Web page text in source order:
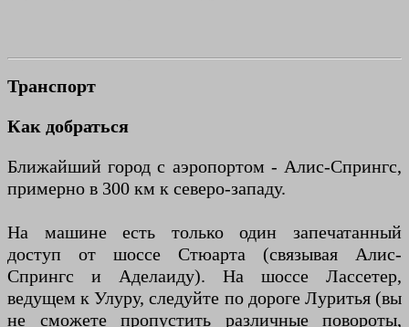
Транспорт
Как добраться
Ближайший город с аэропортом - Алис-Спрингс,
примерно в 300 км к северо-западу.
На машине есть только один запечатанный
доступ от шоссе Стюарта (связывая Алис-
Спрингс и Аделаиду). На шоссе Лассетер,
ведущем к Улуру, следуйте по дороге Луритья (вы
не сможете пропустить различные повороты,